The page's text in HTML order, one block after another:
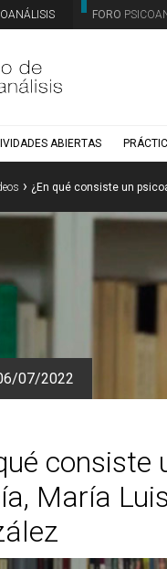
FORO
ABIERTAS
› ¿En qué consiste un
07/2022
consiste
María